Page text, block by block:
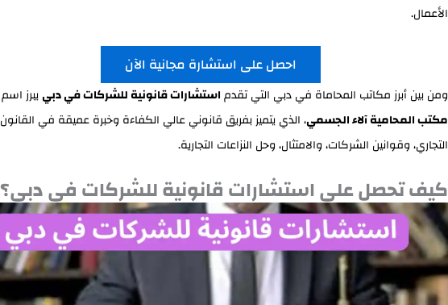
الأعمال.
احصل على استشارة مجانية الآن
ومن بين أبرز مكاتب المحاماة في دبي التي تقدماستشارات قانونية للشركات في دبييبرز اسم
مكتب المحامية آلاء الجسمي، الذي يتميز بفريق قانوني عالي الكفاءة وخبرة عميقة في القانون
التجاري، وقوانين الشركات، والامتثال، وحل النزاعات التجارية.
كيف تحصل على استشارات قانونية للشركات في دبي؟